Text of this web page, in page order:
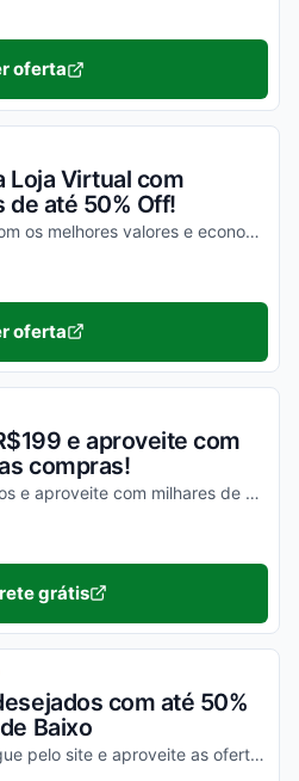
oferta
Loja Virtual com
até 50% Off!
Aproveite agora mesmo com os melhores valores e economize nas suas compras de uma maneira incrível!
oferta
e aproveite com
compras!
Usufrua dos seus benefícios e aproveite com milhares de descontos de uma forma simples!
grátis
com até 50%
Baixo
Ative seu desconto, navegue pelo site e aproveite as ofertas.